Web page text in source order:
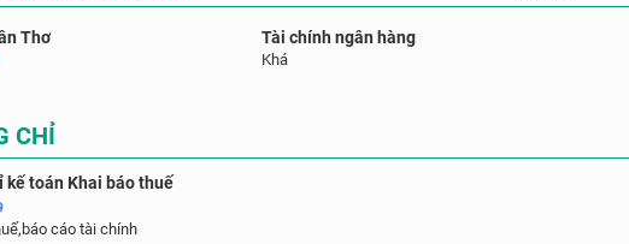
Thơ Tài chính ngân hàng
Khá
CHỈ
kế toán Khai báo thuế
cáo tài chính